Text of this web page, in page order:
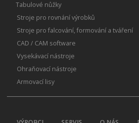
Tabulové nůžky
Stroje pro rovnání výrobků
Stroje pro falcování, formování a tváření
CAD / CAM software
Vysekávací nástroje
Ohraňovací nástroje
Armovací lisy